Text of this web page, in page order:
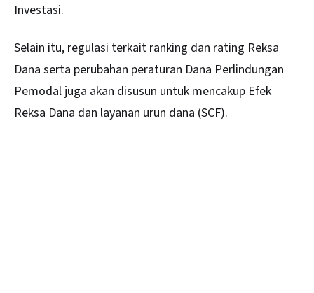
Investasi.
Selain itu, regulasi terkait ranking dan rating Reksa
Dana serta perubahan peraturan Dana Perlindungan
Pemodal juga akan disusun untuk mencakup Efek
Reksa Dana dan layanan urun dana (SCF).